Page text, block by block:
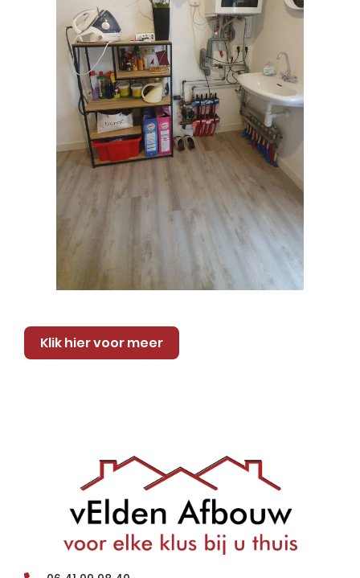
Klik hier voor meer